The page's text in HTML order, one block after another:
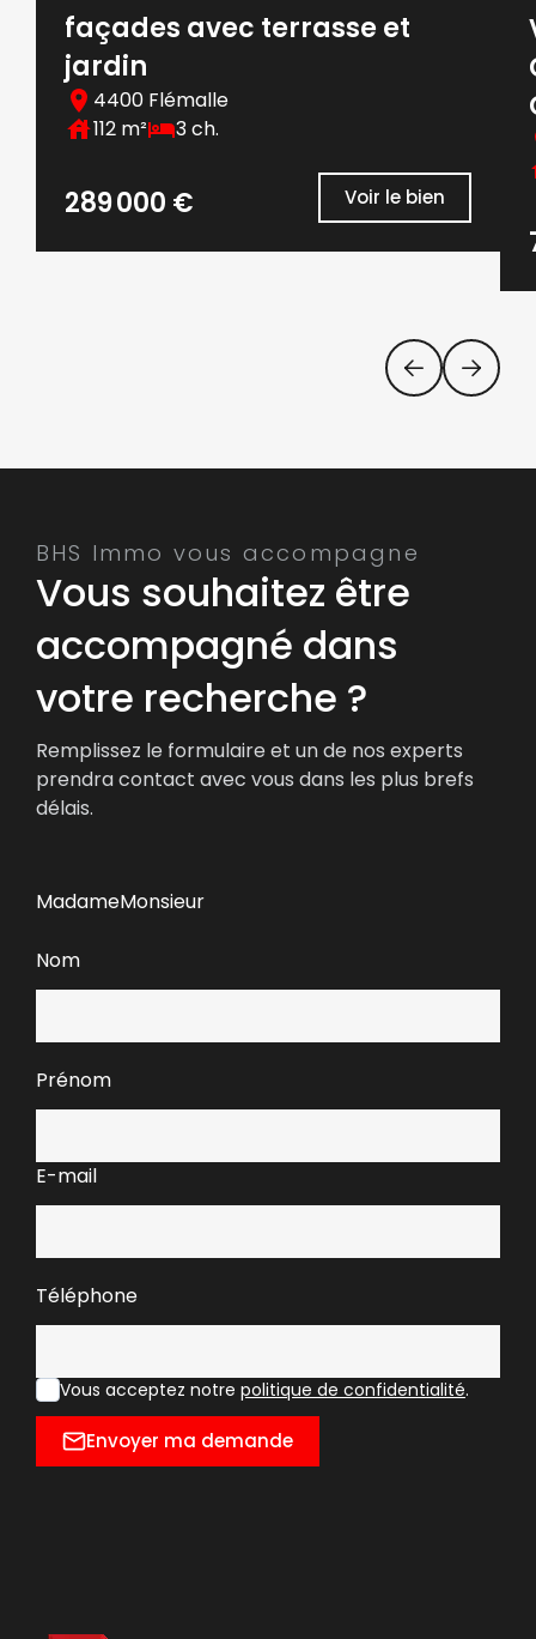
façades avec terrasse et
jardin
4400 Flémalle
112 m²
3 ch.
289 000 € Voir le bien
BHS Immo vous accompagne
Vous souhaitez être
accompagné dans
votre recherche ?
Remplissez le formulaire et un de nos experts
prendra contact avec vous dans les plus brefs
délais.
MadameMonsieur
Nom
Prénom
E-mail
Téléphone
Vous acceptez notre politique de confidentialité.
Envoyer ma demande